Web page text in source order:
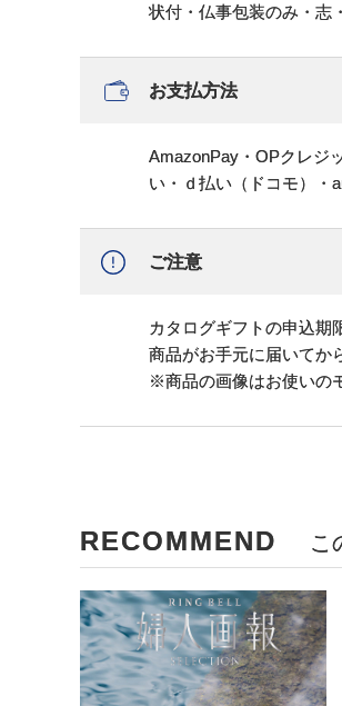
状付・仏事包装のみ・志
お支払方法
AmazonPay・OPクレジ
い・ｄ払い（ドコモ）・
ご注意
カタログギフトの申込期
商品がお手元に届いてか
※商品の画像はお使いの
RECOMMEND こ